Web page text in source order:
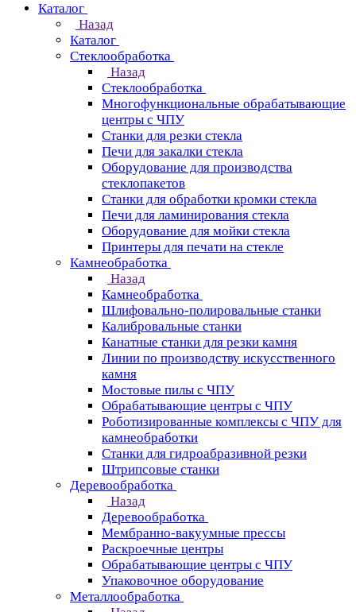
Каталог
Назад
Каталог
Стеклообработка
Назад
Стеклообработка
Многофункциональные обрабатывающие
центры с ЧПУ
Станки для резки стекла
Печи для закалки стекла
Оборудование для производства
стеклопакетов
Станки для обработки кромки стекла
Печи для ламинирования стекла
Оборудование для мойки стекла
Принтеры для печати на стекле
Камнеобработка
Назад
Камнеобработка
Шлифовально-полировальные станки
Калибровальные станки
Канатные станки для резки камня
Линии по производству искусственного
камня
Мостовые пилы с ЧПУ
Обрабатывающие центры с ЧПУ
Роботизированные комплексы с ЧПУ для
камнеобработки
Станки для гидроабразивной резки
Штрипсовые станки
Деревообработка
Назад
Деревообработка
Мембранно-вакуумные прессы
Раскроечные центры
Обрабатывающие центры с ЧПУ
Упаковочное оборудование
Металлообработка